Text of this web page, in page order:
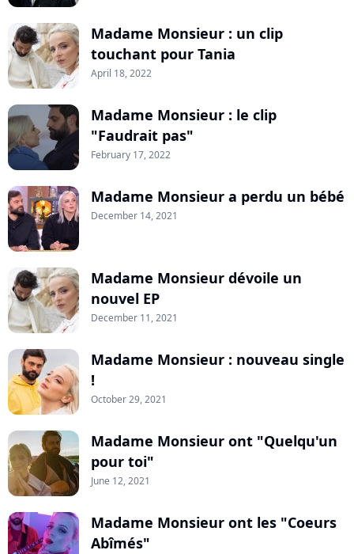
Madame Monsieur : un clip
touchant pour Tania
April 18, 2022
Madame Monsieur : le clip
"Faudrait pas"
February 17, 2022
Madame Monsieur a perdu un bébé
December 14, 2021
Madame Monsieur dévoile un
nouvel EP
December 11, 2021
Madame Monsieur : nouveau single
!
October 29, 2021
Madame Monsieur ont "Quelqu'un
pour toi"
June 12, 2021
Madame Monsieur ont les "Coeurs
Abîmés"